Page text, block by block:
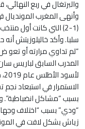
والبرتغال في ربع
وأنهى المغرب المونديال
(1-2) التي كانت أول
سلبا. وأكد خاليلوزيتش
“لم تداوي مرارته أو تعو
المدرب السابق لباريس
الاستمرار في استبعاد
بسبب “مشاكل انضباطية”.
“ودي” بسبب “اختلاف
زياش بشكل لافت في